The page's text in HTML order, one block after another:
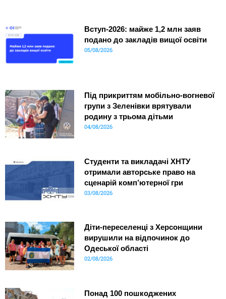
Вступ-2026: майже 1,2 млн заяв
подано до закладів вищої освіти
05/08/2026
Під прикриттям мобільно-вогневої
групи з Зеленівки врятували
родину з трьома дітьми
04/08/2026
Студенти та викладачі ХНТУ
отримали авторське право на
сценарій комп’ютерної гри
03/08/2026
Діти-переселенці з Херсонщини
вирушили на відпочинок до
Одеської області
02/08/2026
Понад 100 пошкоджених